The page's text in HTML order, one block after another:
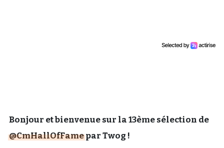
Bonjour et bienvenue sur la 13ème sélection de
@CmHallOfFamepar Twog !